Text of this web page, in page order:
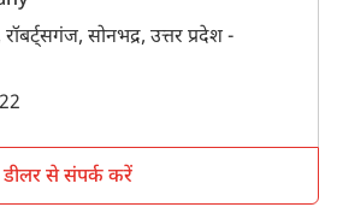
सोनभद्र, उत्तर प्रदेश -
डीलर से संपर्क करें